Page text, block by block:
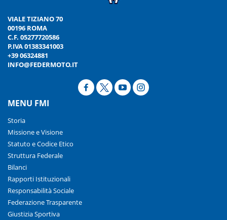
VIALE TIZIANO 70
00196 ROMA
C.F. 05277720586
P.IVA 01383341003
+39 06324881
INFO@FEDERMOTO.IT
MENU FMI
Storia
Missione e Visione
Statuto e Codice Etico
Struttura Federale
Bilanci
Rapporti Istituzionali
Responsabilità Sociale
Federazione Trasparente
Giustizia Sportiva